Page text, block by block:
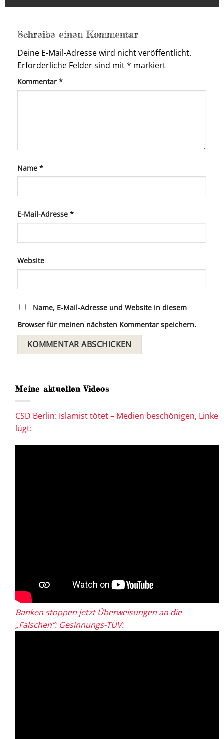
Schreibe einen Kommentar
Deine E-Mail-Adresse wird nicht veröffentlicht.
Erforderliche Felder sind mit* markiert
Kommentar *
Name *
E-Mail-Adresse *
Website
Name, E-Mail-Adresse und Website in diesem
Browser für meinen nächsten Kommentar speichern.
Meine aktuellen Videos
CSD Berlin: Islamist tötet – Medien beschönigen, Linke
lügt:
Banken stoppen jetzt Überweisungen an die
„Falschen“: Gesinnungs-TÜV: